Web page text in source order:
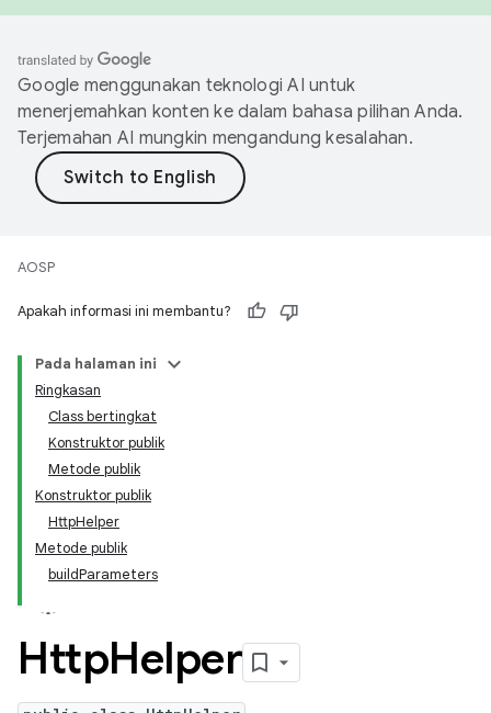
Google menggunakan teknologi AI untuk
menerjemahkan konten ke dalam bahasa pilihan Anda.
Terjemahan AI mungkin mengandung kesalahan.
AOSP
Apakah informasi ini membantu?
Pada halaman ini
Ringkasan
Class bertingkat
Konstruktor publik
Metode publik
Konstruktor publik
HttpHelper
Metode publik
buildParameters
HttpHelper